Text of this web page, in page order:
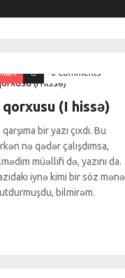
0 Comments
(I hissə)
bir yazı çıxdı. Bu
nə qədər çalışdımsa,
müəllifi də, yazını da.
iynə kimi bir söz mənə
bilmirəm.